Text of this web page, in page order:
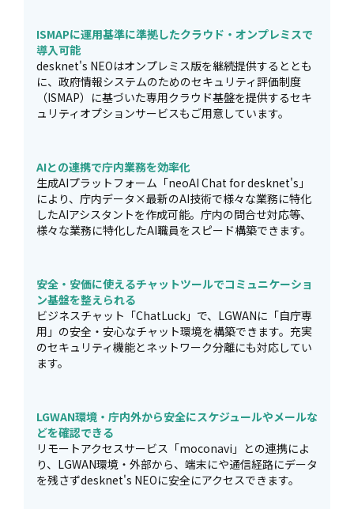
ISMAPに運用基準に準拠したクラウド・オンプレミスで
導入可能
desknet's NEOはオンプレミス版を継続提供するととも
に、政府情報システムのためのセキュリティ評価制度
（ISMAP）に基づいた専用クラウド基盤を提供するセキ
ュリティオプションサービスもご用意しています。
AIとの連携で庁内業務を効率化
生成AIプラットフォーム「neoAI Chat for desknet's」
により、庁内データ×最新のAI技術で様々な業務に特化
したAIアシスタントを作成可能。庁内の問合せ対応等、
様々な業務に特化したAI職員をスピード構築できます。
安全・安価に使えるチャットツールでコミュニケーショ
ン基盤を整えられる
ビジネスチャット「ChatLuck」で、LGWANに「自庁専
用」の安全・安心なチャット環境を構築できます。充実
のセキュリティ機能とネットワーク分離にも対応してい
ます。
LGWAN環境・庁内外から安全にスケジュールやメールな
どを確認できる
リモートアクセスサービス「moconavi」との連携によ
り、LGWAN環境・外部から、端末にや通信経路にデータ
を残さずdesknet's NEOに安全にアクセスできます。